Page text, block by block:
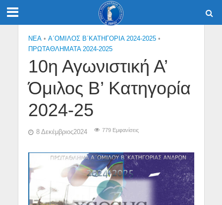
NEA • Α΄ΟΜΙΛΟΣ Β΄ΚΑΤΗΓΟΡΙΑ 2024-2025 •
ΠΡΩΤΑΘΛΗΜΑΤΑ 2024-2025
10η Αγωνιστική Α’
Όμιλος Β’ Κατηγορία
2024-25
8 Δεκέμβριος2024 779 Εμφανίσεις